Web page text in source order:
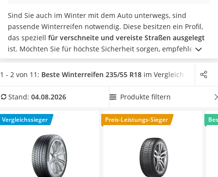
AGM-Batterie Wohnmobil
Thule-Fahrradträger
FM-Transmitter
Sommerreifen 205/55 R16
Autobatterie-Ladegerät
Alkoholtester
Diesel-Additiv
Wagenheber
Service
Sind Sie auch im Winter mit dem Auto unterwegs, sind
passende Winterreifen notwendig. Diese besitzen ein Profil,
das speziell für verschneite und vereiste Straßen ausgelegt
ist. Möchten Sie für höchste Sicherheit sorgen, empfehlen
gängige Tests im Internet die zusätzliche Verwendung von
Schneeketten. Wählen Sie jetzt aus unserer Vergleichstabelle
einen möglichst kurzen Bremsweg zu garantieren. Überzeugt
Continental WinterContact TS 850 P* mit seinen
Eigenschaften.
1 - 2 von 11: Beste Winterreifen 235/55 R18 im Vergleich
Stand: 04.08.2026 Produkte filtern
Vergleichssieger Preis-Leistungs-Sieger